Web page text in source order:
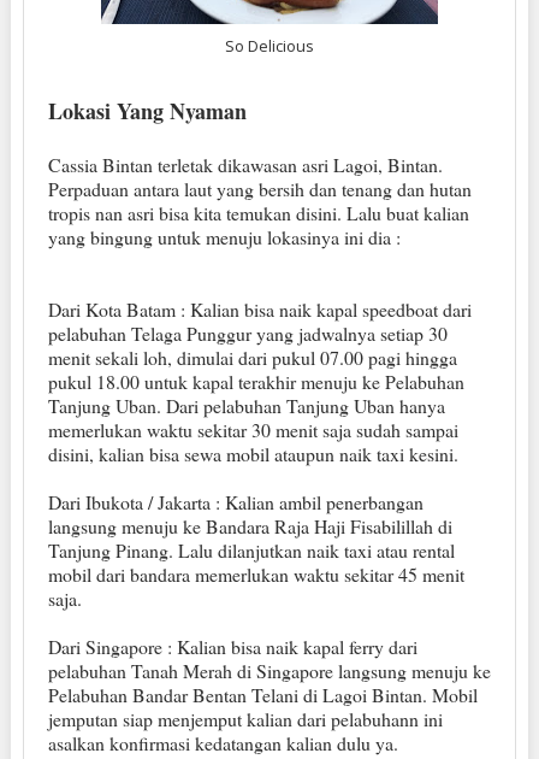
So Delicious
Lokasi Yang Nyaman
Cassia Bintan terletak dikawasan asri Lagoi, Bintan.
Perpaduan antara laut yang bersih dan tenang dan hutan
tropis nan asri bisa kita temukan disini. Lalu buat kalian
yang bingung untuk menuju lokasinya ini dia :
Dari Kota Batam : Kalian bisa naik kapal speedboat dari
pelabuhan Telaga Punggur yang jadwalnya setiap 30
menit sekali loh, dimulai dari pukul 07.00 pagi hingga
pukul 18.00 untuk kapal terakhir menuju ke Pelabuhan
Tanjung Uban. Dari pelabuhan Tanjung Uban hanya
memerlukan waktu sekitar 30 menit saja sudah sampai
disini, kalian bisa sewa mobil ataupun naik taxi kesini.
Dari Ibukota / Jakarta : Kalian ambil penerbangan
langsung menuju ke Bandara Raja Haji Fisabilillah di
Tanjung Pinang. Lalu dilanjutkan naik taxi atau rental
mobil dari bandara memerlukan waktu sekitar 45 menit
saja.
Dari Singapore : Kalian bisa naik kapal ferry dari
pelabuhan Tanah Merah di Singapore langsung menuju ke
Pelabuhan Bandar Bentan Telani di Lagoi Bintan. Mobil
jemputan siap menjemput kalian dari pelabuhann ini
asalkan konfirmasi kedatangan kalian dulu ya.